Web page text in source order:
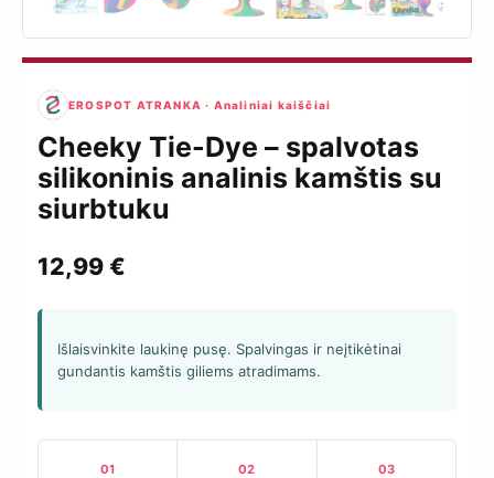
EROSPOT ATRANKA · Analiniai kaiščiai
Cheeky Tie-Dye – spalvotas
silikoninis analinis kamštis su
siurbtuku
12,99€
Išlaisvinkite laukinę pusę. Spalvingas ir neįtikėtinai
gundantis kamštis giliems atradimams.
01 02 03